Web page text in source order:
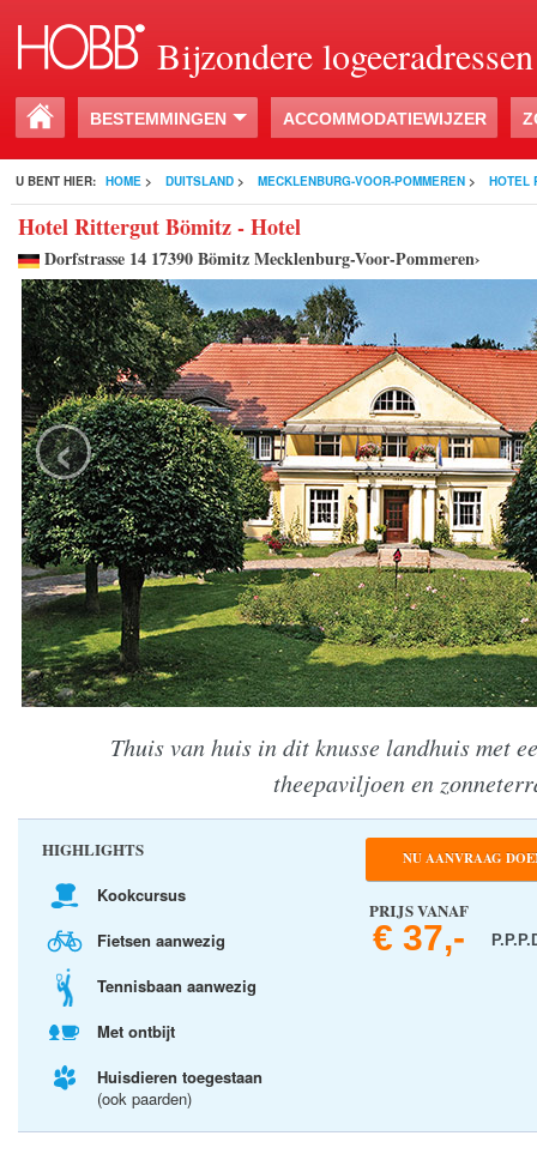
Bijzondere logeeradressen
BESTEMMINGEN ACCOMMODATIEWIJZER
U BENT HIER: HOME > DUITSLAND > MECKLENBURG-VOOR-POMMEREN > HOTEL
Hotel Rittergut Bömitz - Hotel
Dorfstrasse 14 17390 Bömitz Mecklenburg-Voor-Pommeren›
‹
Thuis van huis in dit knusse landhuis met
theepaviljoen en
HIGHLIGHTS
Kookcursus
Fietsen aanwezig
Tennisbaan aanwezig
Met ontbijt
Huisdieren toegestaan
(ook paarden)
NU AANVRAAG
PRIJS VANAF
€ 37,-